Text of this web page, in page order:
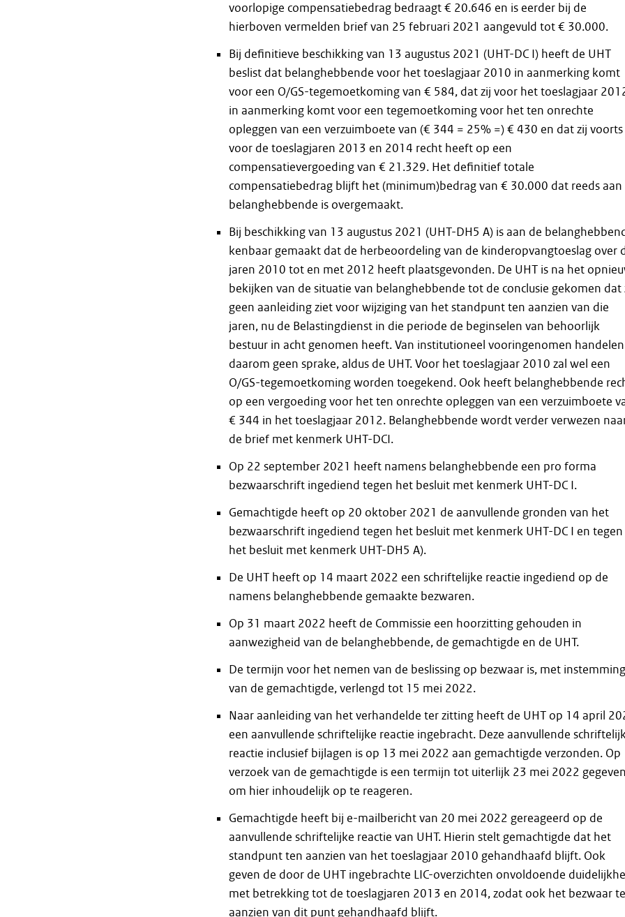
voorlopige compensatiebedrag bedraagt € 20.646 en is eerder bij de
hierboven vermelden brief van 25 februari 2021 aangevuld tot € 30.000.
Bij definitieve beschikking van 13 augustus 2021 (UHT-DC I) heeft de UHT
beslist dat belanghebbende voor het toeslagjaar 2010 in aanmerking komt
voor een O/GS-tegemoetkoming van € 584, dat zij voor het toeslagjaar
in aanmerking komt voor een tegemoetkoming voor het ten onrechte
opleggen van een verzuimboete van (€ 344 = 25% =) € 430 en dat zij voorts
voor de toeslagjaren 2013 en 2014 recht heeft op een
compensatievergoeding van € 21.329. Het definitief totale
compensatiebedrag blijft het (minimum)bedrag van € 30.000 dat reeds aan
belanghebbende is overgemaakt.
Bij beschikking van 13 augustus 2021 (UHT-DH5 A) is aan de
kenbaar gemaakt dat de herbeoordeling van de kinderopvangtoeslag over
jaren 2010 tot en met 2012 heeft plaatsgevonden. De UHT is na het
bekijken van de situatie van belanghebbende tot de conclusie gekomen dat
geen aanleiding ziet voor wijziging van het standpunt ten aanzien van die
jaren, nu de Belastingdienst in die periode de beginselen van behoorlijk
bestuur in acht genomen heeft. Van institutioneel vooringenomen
daarom geen sprake, aldus de UHT. Voor het toeslagjaar 2010 zal wel een
O/GS-tegemoetkoming worden toegekend. Ook heeft belanghebbende
op een vergoeding voor het ten onrechte opleggen van een verzuimboete
€ 344 in het toeslagjaar 2012. Belanghebbende wordt verder verwezen
de brief met kenmerk UHT-DCI.
Op 22 september 2021 heeft namens belanghebbende een pro forma
bezwaarschrift ingediend tegen het besluit met kenmerk UHT-DC I.
Gemachtigde heeft op 20 oktober 2021 de aanvullende gronden van het
bezwaarschrift ingediend tegen het besluit met kenmerk UHT-DC I en tegen
het besluit met kenmerk UHT-DH5 A).
De UHT heeft op 14 maart 2022 een schriftelijke reactie ingediend op de
namens belanghebbende gemaakte bezwaren.
Op 31 maart 2022 heeft de Commissie een hoorzitting gehouden in
aanwezigheid van de belanghebbende, de gemachtigde en de UHT.
De termijn voor het nemen van de beslissing op bezwaar is, met instemming
van de gemachtigde, verlengd tot 15 mei 2022.
Naar aanleiding van het verhandelde ter zitting heeft de UHT op 14 april
een aanvullende schriftelijke reactie ingebracht. Deze aanvullende
reactie inclusief bijlagen is op 13 mei 2022 aan gemachtigde verzonden. Op
verzoek van de gemachtigde is een termijn tot uiterlijk 23 mei 2022 gegeven
om hier inhoudelijk op te reageren.
Gemachtigde heeft bij e-mailbericht van 20 mei 2022 gereageerd op de
aanvullende schriftelijke reactie van UHT. Hierin stelt gemachtigde dat het
standpunt ten aanzien van het toeslagjaar 2010 gehandhaafd blijft. Ook
geven de door de UHT ingebrachte LIC-overzichten onvoldoende
met betrekking tot de toeslagjaren 2013 en 2014, zodat ook het bezwaar
aanzien van dit punt gehandhaafd blijft.